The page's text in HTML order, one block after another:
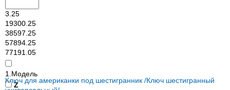
3.25
19300.25
38597.25
57894.25
77191.05
1.Модель
Z
Ключ для американки под шестигранник /Ключ шестигранный